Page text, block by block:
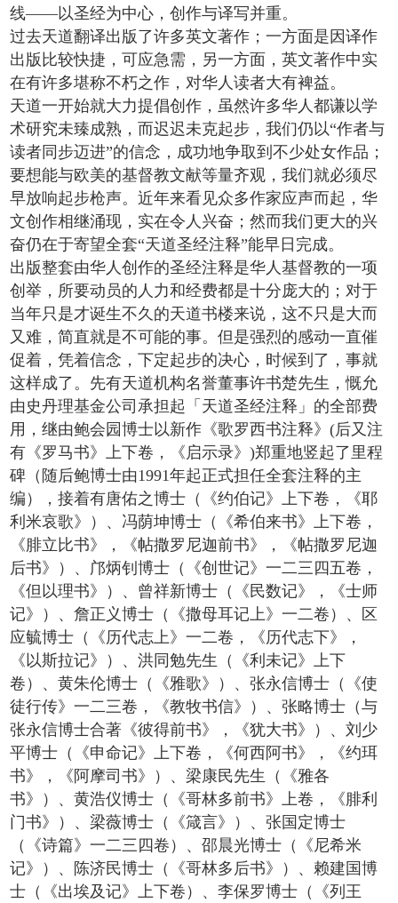
线——以圣经为中心，创作与译写并重。
过去天道翻译出版了许多英文著作；一方面是因译作
出版比较快捷，可应急需，另一方面，英文著作中实
在有许多堪称不朽之作，对华人读者大有裨益。
天道一开始就大力提倡创作，虽然许多华人都谦以学
术研究未臻成熟，而迟迟未克起步，我们仍以“作者与
读者同步迈进”的信念，成功地争取到不少处女作品；
要想能与欧美的基督教文献等量齐观，我们就必须尽
早放响起步枪声。近年来看见众多作家应声而起，华
文创作相继涌现，实在令人兴奋；然而我们更大的兴
奋仍在于寄望全套“天道圣经注释”能早日完成。
出版整套由华人创作的圣经注释是华人基督教的一项
创举，所要动员的人力和经费都是十分庞大的；对于
当年只是才诞生不久的天道书楼来说，这不只是大而
又难，简直就是不可能的事。但是强烈的感动一直催
促着，凭着信念，下定起步的决心，时候到了，事就
这样成了。先有天道机构名誉董事许书楚先生，慨允
由史丹理基金公司承担起「天道圣经注释」的全部费
用，继由鲍会园博士以新作《歌罗西书注释》(后又注
有《罗马书》上下卷，《启示录》)郑重地竖起了里程
碑（随后鲍博士由1991年起正式担任全套注释的主
编），接着有唐佑之博士（《约伯记》上下卷，《耶
利米哀歌》）、冯荫坤博士（《希伯来书》上下卷，
《腓立比书》，《帖撒罗尼迦前书》，《帖撒罗尼迦
后书》）、邝炳钊博士（《创世记》一二三四五卷，
《但以理书》）、曾祥新博士（《民数记》，《士师
记》）、詹正义博士（《撒母耳记上》一二卷）、区
应毓博士（《历代志上》一二卷，《历代志下》，
《以斯拉记》）、洪同勉先生（《利未记》上下
卷）、黄朱伦博士（《雅歌》）、张永信博士（《使
徒行传》一二三卷，《教牧书信》）、张略博士（与
张永信博士合著《彼得前书》，《犹大书》）、刘少
平博士（《申命记》上下卷，《何西阿书》，《约珥
书》，《阿摩司书》）、梁康民先生（《雅各
书》）、黄浩仪博士（《哥林多前书》上卷，《腓利
门书》）、梁薇博士（《箴言》）、张国定博士
（《诗篇》一二三四卷）、邵晨光博士（《尼希米
记》）、陈济民博士（《哥林多后书》）、赖建国博
士（《出埃及记》上下卷）、李保罗博士（《列王